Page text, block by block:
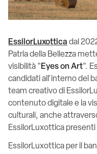
EssilorLuxottica dal
Patria della Bellezza
visibilità "Eyes on Art".
candidati all'interno del
team creativo di
contenuto digitale e la
culturali, anche
EssilorLuxottica presenti
EssilorLuxottica per il